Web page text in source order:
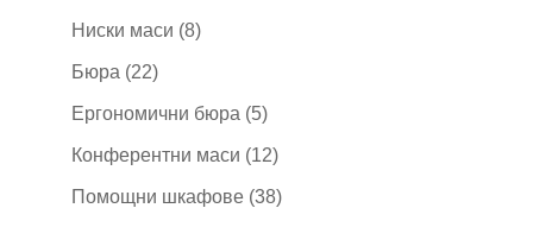
продукта
Ниски маси 88
Бюра 2222
продукта
Ергономични бюра 55
продукта
Конферентни маси 1212
продукта
Помощни шкафове 3838